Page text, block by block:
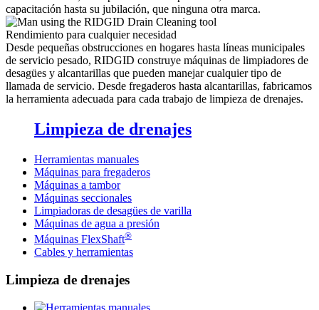
capacitación hasta su jubilación, que ninguna otra marca.
Rendimiento para cualquier necesidad
Desde pequeñas obstrucciones en hogares hasta líneas municipales
de servicio pesado, RIDGID construye máquinas de limpiadores de
desagües y alcantarillas que pueden manejar cualquier tipo de
llamada de servicio. Desde fregaderos hasta alcantarillas, fabricamos
la herramienta adecuada para cada trabajo de limpieza de drenajes.
Limpieza de drenajes
Herramientas manuales
Máquinas para fregaderos
Máquinas a tambor
Máquinas seccionales
Limpiadoras de desagües de varilla
Máquinas de agua a presión
Máquinas FlexShaft®
Cables y herramientas
Limpieza de drenajes